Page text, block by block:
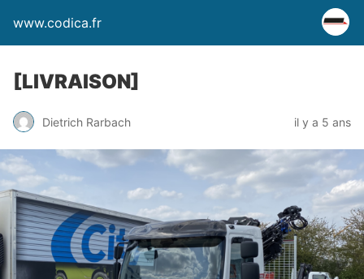
www.codica.fr
[LIVRAISON]
Dietrich Rarbach il y a 5 ans